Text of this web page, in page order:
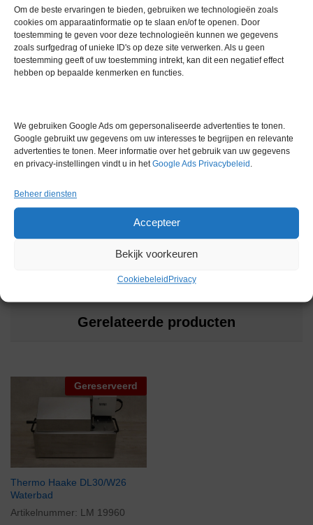
Om de beste ervaringen te bieden, gebruiken we technologieën zoals
cookies om apparaatinformatie op te slaan en/of te openen. Door
toestemming te geven voor deze technologieën kunnen we gegevens
zoals surfgedrag of unieke ID's op deze site verwerken. Als u geen
toestemming geeft of uw toestemming intrekt, kan dit een negatief effect
hebben op bepaalde kenmerken en functies.
We gebruiken Google Ads om gepersonaliseerde advertenties te tonen.
Google gebruikt uw gegevens om uw interesses te begrijpen en relevante
advertenties te tonen. Meer informatie over het gebruik van uw gegevens
en privacy-instellingen vindt u in hetGoogle Ads Privacybeleid .
Beheer diensten
Accepteer
Bekijk voorkeuren
Cookiebeleid Privacy
Storingsindicator met automatische diagnose
Kalibratie- en aanpassingsoptie
Gewicht: 11 kg
Gewicht 0,0 kg
Garantie 6 maanden
Conditie
Lauda
Gerelateerde producten
Gereserveerd
Thermo Haake DL30/W26
Waterbad
Artikelnummer: LM 19960